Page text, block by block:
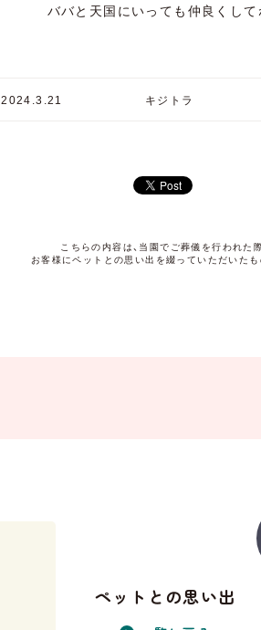
ババと天国にいっても仲良くして
2024.3.21 キジトラ
こちらの内容は、当園でご葬儀を行われた際
お客様にペットとの思い出を綴っていただいたも
ペットとの思い出